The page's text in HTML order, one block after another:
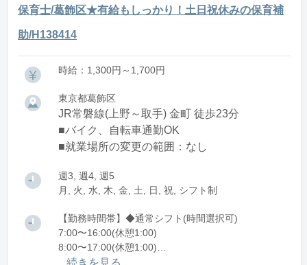
保育士/葛飾区★有給もしっかり！土日祝休みの保育補
助/H138414
時給：1,300円～1,700円
東京都葛飾区
JR常磐線(上野～取手) 金町 徒歩23分
■バイク、自転車通勤OK
■就業場所の変更の範囲：なし
週3, 週4, 週5
月, 火, 水, 木, 金, 土, 日, 祝, シフト制
【勤務時間帯】◆通常シフト(時間選択可)
7:00〜16:00(休憩1:00)
8:00〜17:00(休憩1:00)
12:00〜21:00(休憩1:00)
...続きを見る